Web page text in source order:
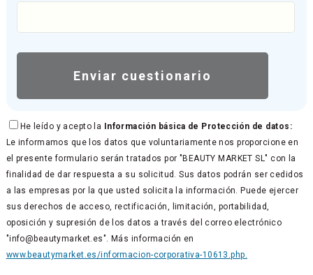
He leído y acepto la Información básica de Protección de datos:
Le informamos que los datos que voluntariamente nos proporcione en
el presente formulario serán tratados por "BEAUTY MARKET SL" con la
finalidad de dar respuesta a su solicitud. Sus datos podrán ser cedidos
a las empresas por la que usted solicita la información. Puede ejercer
sus derechos de acceso, rectificación, limitación, portabilidad,
oposición y supresión de los datos a través del correo electrónico
"info@beautymarket.es". Más información en
www.beautymarket.es/informacion-corporativa-10613.php.